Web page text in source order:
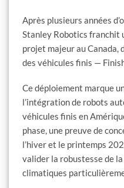
Après plusieurs années
Stanley Robotics franchit
projet majeur au Canada,
des véhicules finis —
Ce déploiement marque
l’intégration de robots
véhicules finis en
phase, une preuve de
l’hiver et le printemps
valider la robustesse de
climatiques